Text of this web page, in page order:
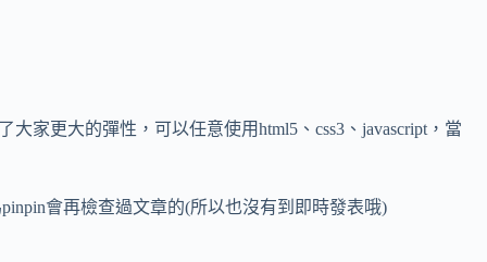
家更大的彈性，可以任意使用html5、css3、javascript，當
會再檢查過文章的(所以也沒有到即時發表哦)